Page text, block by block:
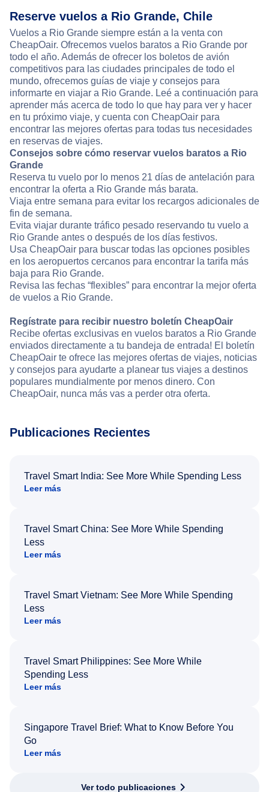
Reserve vuelos a Rio Grande, Chile
Vuelos a Rio Grande siempre están a la venta con
CheapOair. Ofrecemos vuelos baratos a Rio Grande por
todo el año. Además de ofrecer los boletos de avión
competitivos para las ciudades principales de todo el
mundo, ofrecemos guías de viaje y consejos para
informarte en viajar a Rio Grande. Leé a continuación para
aprender más acerca de todo lo que hay para ver y hacer
en tu próximo viaje, y cuenta con CheapOair para
encontrar las mejores ofertas para todas tus necesidades
en reservas de viajes.
Consejos sobre cómo reservar vuelos baratos a Rio
Grande
Reserva tu vuelo por lo menos 21 días de antelación para
encontrar la oferta a Rio Grande más barata.
Viaja entre semana para evitar los recargos adicionales de
fin de semana.
Evita viajar durante tráfico pesado reservando tu vuelo a
Rio Grande antes o después de los días festivos.
Usa CheapOair para buscar todas las opciones posibles
en los aeropuertos cercanos para encontrar la tarifa más
baja para Rio Grande.
Revisa las fechas “flexibles” para encontrar la mejor oferta
de vuelos a Rio Grande.
Regístrate para recibir nuestro boletín CheapOair
Recibe ofertas exclusivas en vuelos baratos a Rio Grande
enviados directamente a tu bandeja de entrada! El boletín
CheapOair te ofrece las mejores ofertas de viajes, noticias
y consejos para ayudarte a planear tus viajes a destinos
populares mundialmente por menos dinero. Con
CheapOair, nunca más vas a perder otra oferta.
Publicaciones Recientes
Travel Smart India: See More While Spending Less
Leer más
Travel Smart China: See More While Spending
Less
Leer más
Travel Smart Vietnam: See More While Spending
Less
Leer más
Travel Smart Philippines: See More While
Spending Less
Leer más
Singapore Travel Brief: What to Know Before You
Go
Leer más
Ver todo publicaciones